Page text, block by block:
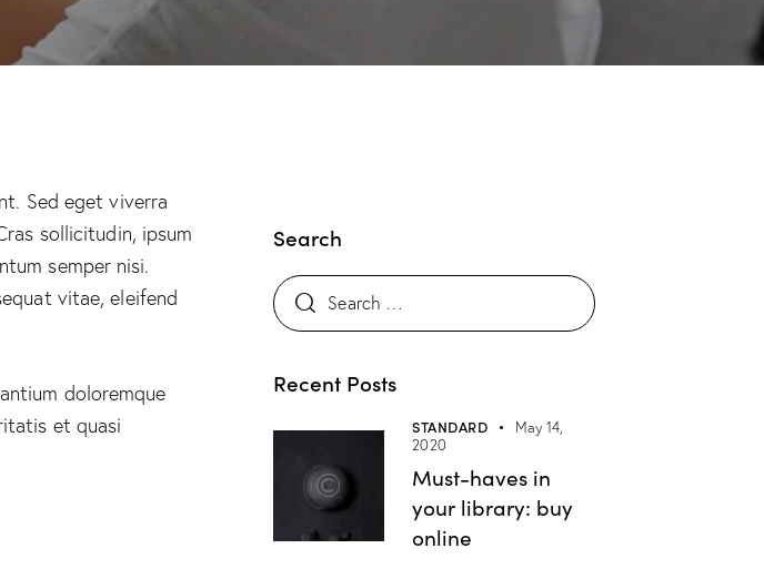
Sed eget viverra
sollicitudin, ipsum
semper nisi.
vitae, eleifend
doloremque
et quasi
Search
Recent Posts
STANDARD
May 14,
2020
Must-haves in
your library: buy
online